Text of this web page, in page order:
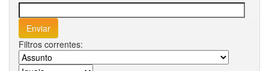
Filtros correntes: